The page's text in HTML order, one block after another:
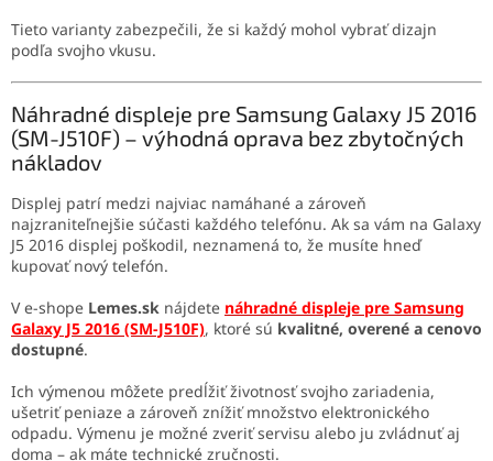
Tieto varianty zabezpečili, že si každý mohol vybrať dizajn
podľa svojho vkusu.
Náhradné displeje pre Samsung Galaxy J5 2016
(SM-J510F) – výhodná oprava bez zbytočných
nákladov
Displej patrí medzi najviac namáhané a zároveň
najzraniteľnejšie súčasti každého telefónu. Ak sa vám na Galaxy
J5 2016 displej poškodil, neznamená to, že musíte hneď
kupovať nový telefón.
V e-shope Lemes.sk nájdete náhradné displeje pre Samsung
Galaxy J5 2016 (SM-J510F), ktoré sú kvalitné, overené a cenovo
dostupné.
Ich výmenou môžete predĺžiť životnosť svojho zariadenia,
ušetriť peniaze a zároveň znížiť množstvo elektronického
odpadu. Výmenu je možné zveriť servisu alebo ju zvládnuť aj
doma – ak máte technické zručnosti.